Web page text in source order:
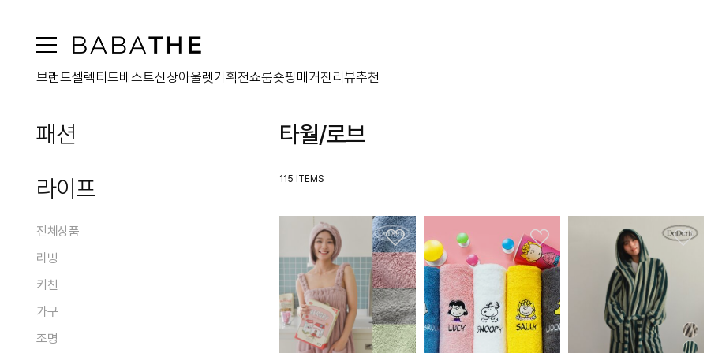
브랜드셀렉티드베스트신상아울렛기획전쇼룸숏핑 매거진 리뷰추천
패션
전체상품
아우터
전체
코트
패딩
자켓
점퍼
원피스
전체
맥시원피스
미디원피스
투피스원피스
상의
전체
블라우스/셔츠
티셔츠
하의
전체
스커트
가방
전체
슈즈
라이프
전체상품
리빙
전체
홈데코
오브제
키친
전체
플레이트
가구
전체
조명
타월/로브
115 ITEMS